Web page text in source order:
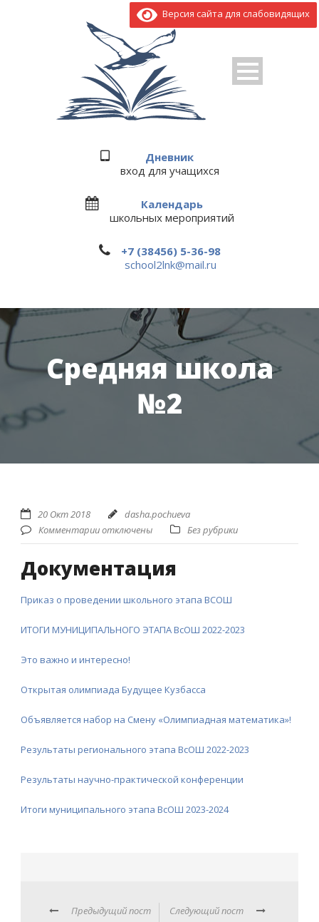
Дневник
вход для учащихся
Календарь
школьных мероприятий
+7 (38456) 5-36-98
school2lnk@mail.ru
Средняя школа
№2
20 Окт 2018
dasha.pochueva
Комментарии отключены
Без рубрики
Документация
Приказ о проведении школьного этапа ВСОШ
ИТОГИ МУНИЦИПАЛЬНОГО ЭТАПА ВсОШ 2022-2023
Это важно и интересно!
Открытая олимпиада Будущее Кузбасса
Объявляется набор на Смену «Олимпиадная математика»!
Результаты регионального этапа ВсОШ 2022-2023
Результаты научно-практической конференции
Итоги муниципального этапа ВсОШ 2023-2024
Предыдущий пост Следующий пост
Версия сайта для слабовидящих